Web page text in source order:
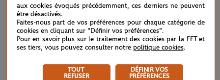
Alexander Zverev (finale)
aux cookies évoqués précédemment, ces derniers ne peuvent
être désactivés.
Faites-nous part de vos préférences pour chaque catégorie de
cookies en cliquant sur "Définir vos préférences".
Pour en savoir plus sur le traitement des cookies par la FFT et
ses tiers, vous pouvez consulter notre politique cookies.
TOUT
REFUSER
DÉFINIR VOS
PRÉFÉRENCES